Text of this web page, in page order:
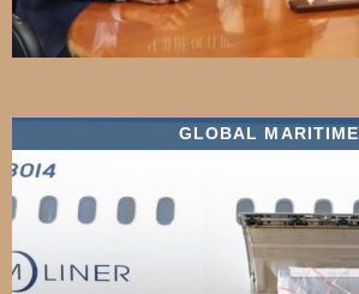
GLOBAL MARITIME